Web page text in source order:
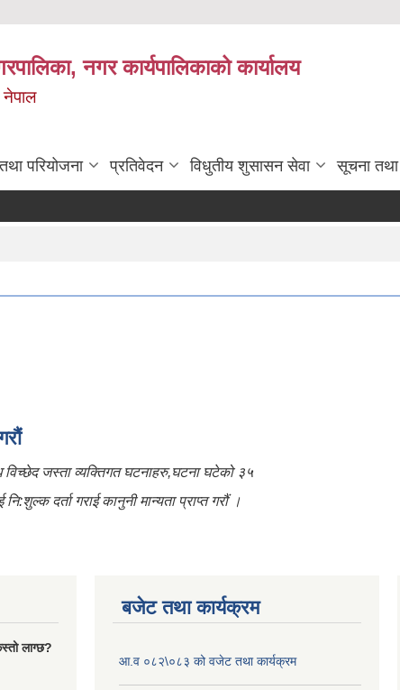
नगर कार्यपालिकाको कार्यालय
परियोजना प्रतिवेदन विधुतीय शुसासन सेवा सूचना तथा
विच्छेद जस्ता व्यक्तिगत घटनाहरु,घटना घटेको ३५
दर्ता गराई कानुनी मान्यता प्राप्त गरौं ।
लाग्छ?
बजेट तथा कार्यक्रम
आ.व ०८२\०८३ को वजेट तथा कार्यक्रम